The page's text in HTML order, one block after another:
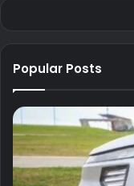
Popular Posts